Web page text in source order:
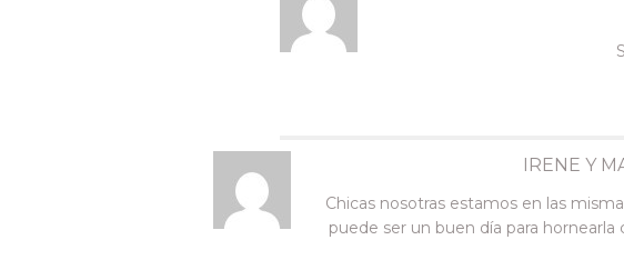
IRENE Y
Chicas nosotras estamos en las
puede ser un buen día para